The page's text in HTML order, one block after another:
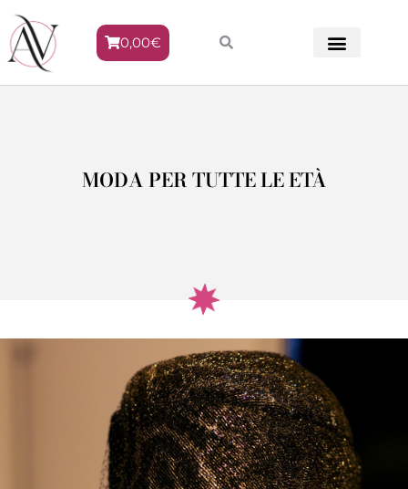
0,00€
MODA PER TUTTE LE ETÀ